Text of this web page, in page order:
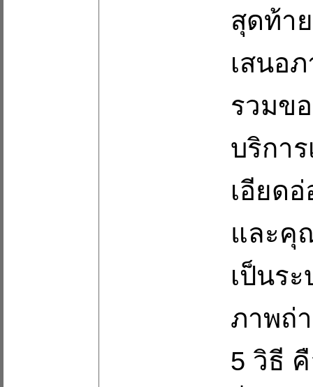
สุดท้า
เสนอ
รวมข
บริกา
เอียด
และคุ
เป็นร
ภาพถ่
5 วิธี